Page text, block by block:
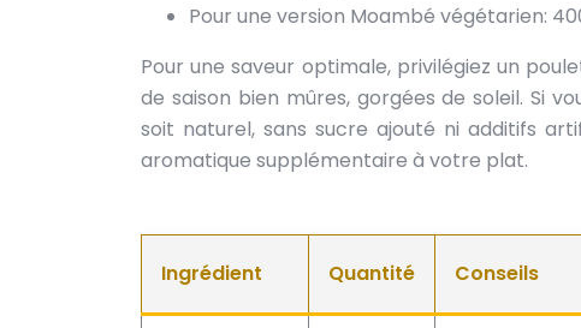
Pour une version Moambé végétarien:
Pour une saveur optimale, privilégiez un
de saison bien mûres, gorgées de soleil. Si
soit naturel, sans sucre ajouté ni additifs
aromatique supplémentaire à votre plat.
Ingrédient Quantité Conseils